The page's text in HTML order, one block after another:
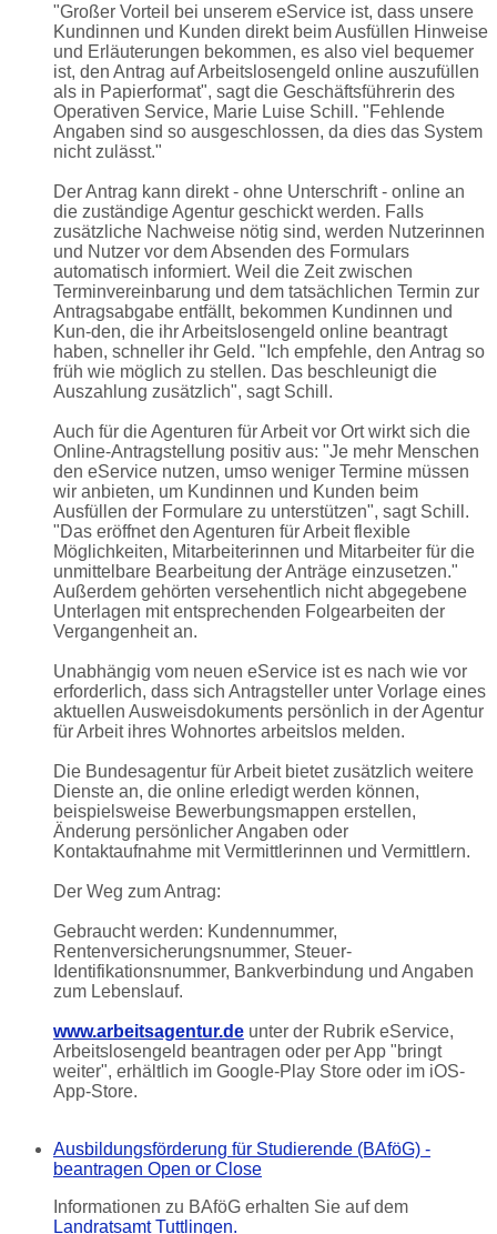
"Großer Vorteil bei unserem eService ist, dass unsere
Kundinnen und Kunden direkt beim Ausfüllen Hinweise
und Erläuterungen bekommen, es also viel bequemer
ist, den Antrag auf Arbeitslosengeld online auszufüllen
als in Papierformat", sagt die Geschäftsführerin des
Operativen Service, Marie Luise Schill. "Fehlende
Angaben sind so ausgeschlossen, da dies das System
nicht zulässt."
Der Antrag kann direkt - ohne Unterschrift - online an
die zuständige Agentur geschickt werden. Falls
zusätzliche Nachweise nötig sind, werden Nutzerinnen
und Nutzer vor dem Absenden des Formulars
automatisch informiert. Weil die Zeit zwischen
Terminvereinbarung und dem tatsächlichen Termin zur
Antragsabgabe entfällt, bekommen Kundinnen und
Kun-den, die ihr Arbeitslosengeld online beantragt
haben, schneller ihr Geld. "Ich empfehle, den Antrag so
früh wie möglich zu stellen. Das beschleunigt die
Auszahlung zusätzlich", sagt Schill.
Auch für die Agenturen für Arbeit vor Ort wirkt sich die
Online-Antragstellung positiv aus: "Je mehr Menschen
den eService nutzen, umso weniger Termine müssen
wir anbieten, um Kundinnen und Kunden beim
Ausfüllen der Formulare zu unterstützen", sagt Schill.
"Das eröffnet den Agenturen für Arbeit flexible
Möglichkeiten, Mitarbeiterinnen und Mitarbeiter für die
unmittelbare Bearbeitung der Anträge einzusetzen."
Außerdem gehörten versehentlich nicht abgegebene
Unterlagen mit entsprechenden Folgearbeiten der
Vergangenheit an.
Unabhängig vom neuen eService ist es nach wie vor
erforderlich, dass sich Antragsteller unter Vorlage eines
aktuellen Ausweisdokuments persönlich in der Agentur
für Arbeit ihres Wohnortes arbeitslos melden.
Die Bundesagentur für Arbeit bietet zusätzlich weitere
Dienste an, die online erledigt werden können,
beispielsweise Bewerbungsmappen erstellen,
Änderung persönlicher Angaben oder
Kontaktaufnahme mit Vermittlerinnen und Vermittlern.
Der Weg zum Antrag:
Gebraucht werden: Kundennummer,
Rentenversicherungsnummer, Steuer-
Identifikationsnummer, Bankverbindung und Angaben
zum Lebenslauf.
www.arbeitsagentur.de unter der Rubrik eService,
Arbeitslosengeld beantragen oder per App "bringt
weiter", erhältlich im Google-Play Store oder im iOS-
App-Store.
Ausbildungsförderung für Studierende (BAföG) -
beantragen Open or Close
Informationen zu BAföG erhalten Sie auf dem
Landratsamt Tuttlingen.